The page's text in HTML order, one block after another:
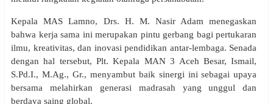
Kepala MAS Lamno, Drs. H. M. Nasir Adam menegaskan
bahwa kerja sama ini merupakan pintu gerbang bagi pertukaran
ilmu, kreativitas, dan inovasi pendidikan antar-lembaga. Senada
dengan hal tersebut, Plt. Kepala MAN 3 Aceh Besar, Ismail,
S.Pd.I., M.Ag., Gr., menyambut baik sinergi ini sebagai upaya
bersama melahirkan generasi madrasah yang unggul dan
berdaya saing global.